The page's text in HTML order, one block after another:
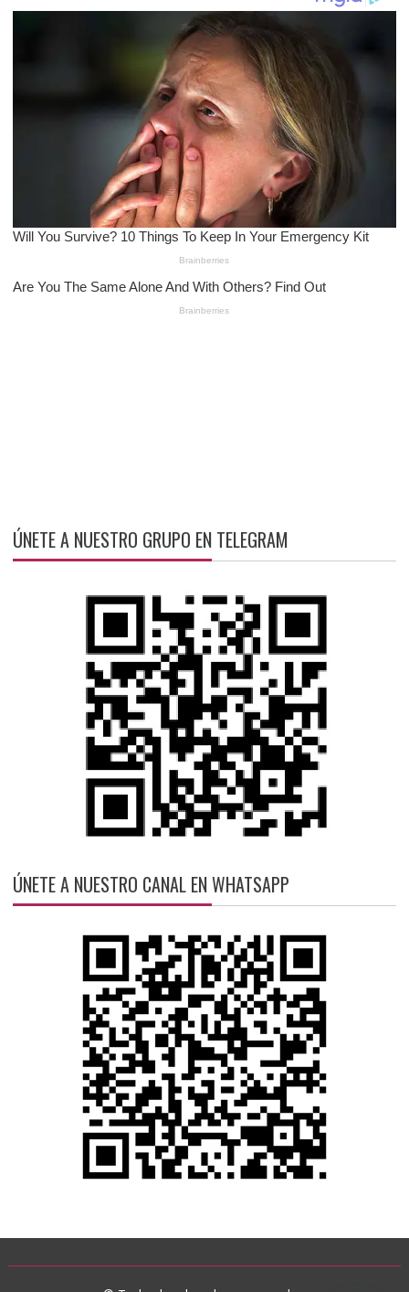
ÚNETE A NUESTRO GRUPO EN TELEGRAM
ÚNETE A NUESTRO CANAL EN WHATSAPP